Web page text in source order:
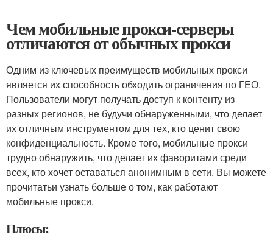
Чем мобильные прокси-серверы
отличаются от обычных прокси
Одним из ключевых преимуществ мобильных прокси
является их способность обходить ограничения по ГЕО.
Пользователи могут получать доступ к контенту из
разных регионов, не будучи обнаруженными, что делает
их отличным инструментом для тех, кто ценит свою
конфиденциальность. Кроме того, мобильные прокси
трудно обнаружить, что делает их фаворитами среди
всех, кто хочет оставаться анонимным в сети. Вы можете
прочитатьи узнать больше о том, как работают
мобильные прокси.
Плюсы: